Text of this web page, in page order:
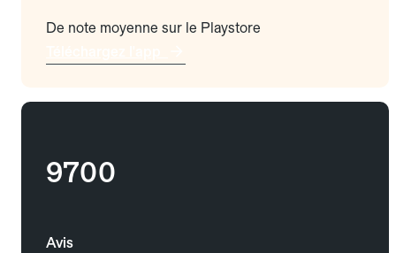
De note moyenne sur le Playstore
9700
Avis